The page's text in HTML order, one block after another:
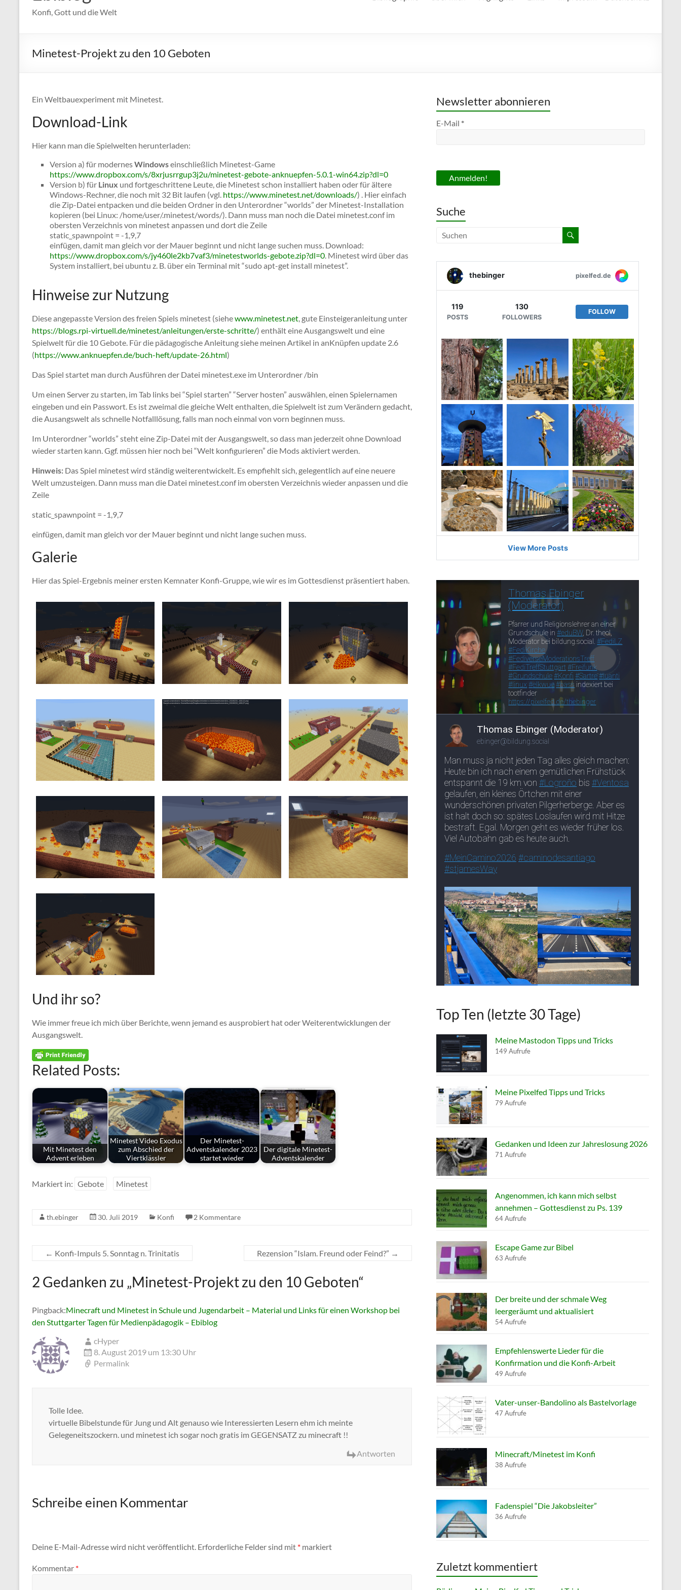
Konfi, Gott und die Welt
Minetest-Projekt zu den 10 Geboten
Ein Weltbauexperiment mit Minetest.
Download-Link
Hier kann man die Spielwelten herunterladen:
Version a) für modernesWindowseinschließlich Minetest-Game
https://www.dropbox.com/s/8xrjusrrgup3j2u/minetest-gebote-anknuepfen-5.0.1-win64.zip?dl=0
Version b) für Linux und fortgeschrittene Leute, die Minetest schon installiert haben oder für ältere
Windows-Rechner, die noch mit 32 Bit laufen (vgl. https://www.minetest.net/downloads/) . Hier einfach
die Zip-Datei entpacken und die beiden Ordner in den Unterordner “worlds” der Minetest-Installation
kopieren (bei Linux: /home/user/.minetest/words/). Dann muss man noch die Datei minetest.conf im
obersten Verzeichnis von minetest anpassen und dort die Zeile
static_spawnpoint = -1,9,7
einfügen, damit man gleich vor der Mauer beginnt und nicht lange suchen muss. Download:
https://www.dropbox.com/s/jy460le2kb7vaf3/minetestworlds-gebote.zip?dl=0. Minetest wird über das
System installiert, bei ubuntu z. B. über ein Terminal mit “sudo apt-get install minetest”.
Hinweise zur Nutzung
Diese angepasste Version des freien Spiels minetest (siehewww.minetest.net, gute Einsteigeranleitung unter
https://blogs.rpi-virtuell.de/minetest/anleitungen/erste-schritte/) enthält eine Ausgangswelt und eine
Spielwelt für die 10 Gebote. Für die pädagogische Anleitung siehe meinen Artikel in anKnüpfen update 2.6
(https://www.anknuepfen.de/buch-heft/update-26.html)
Das Spiel startet man durch Ausführen der Datei minetest.exe im Unterordner /bin
Um einen Server zu starten, im Tab links bei “Spiel starten” “Server hosten” auswählen, einen Spielernamen
eingeben und ein Passwort. Es ist zweimal die gleiche Welt enthalten, die Spielwelt ist zum Verändern gedacht,
die Ausangswelt als schnelle Notfalllösung, falls man noch einmal von vorn beginnen muss.
Im Unterordner “worlds” steht eine Zip-Datei mit der Ausgangswelt, so dass man jederzeit ohne Download
wieder starten kann. Ggf. müssen hier noch bei “Welt konfigurieren” die Mods aktiviert werden.
Hinweis: Das Spiel minetest wird ständig weiterentwickelt. Es empfiehlt sich, gelegentlich auf eine neuere
Welt umzusteigen. Dann muss man die Datei minetest.conf im obersten Verzeichnis wieder anpassen und die
Zeile
static_spawnpoint = -1,9,7
einfügen, damit man gleich vor der Mauer beginnt und nicht lange suchen muss.
Galerie
Hier das Spiel-Ergebnis meiner ersten Kemnater Konfi-Gruppe, wie wir es im Gottesdienst präsentiert haben.
Und ihr so?
Wie immer freue ich mich über Berichte, wenn jemand es ausprobiert hat oder Weiterentwicklungen der
Ausgangswelt.
Related Posts:
Mit Minetest den
Advent erleben
Minetest Video Exodus
zum Abschied der
Viertklässler
Der Minetest-
Adventskalender 2023
startet wieder
Der digitale Minetest-
Adventskalender
Markiert in: Gebote Minetest
th.ebinger 30. Juli 2019 Konfi 2 Kommentare
← Konfi-Impuls 5. Sonntag n. Trinitatis Rezension “Islam. Freund oder Feind?” →
2 Gedanken zu „Minetest-Projekt zu den 10 Geboten“
Pingback:Minecraft und Minetest in Schule und Jugendarbeit – Material und Links für einen Workshop bei
den Stuttgarter Tagen für Medienpädagogik – Ebiblog
cHyper
8. August 2019 um 13:30 Uhr
Permalink
Tolle Idee.
virtuelle Bibelstunde für Jung und Alt genauso wie Interessierten Lesern ehm ich meinte
Gelegeneitszockern. und minetest ich sogar noch gratis im GEGENSATZ zu minecraft !!
Antworten
Schreibe einen Kommentar
Deine E-Mail-Adresse wird nicht veröffentlicht. Erforderliche Felder sind mit * markiert
Kommentar *
Newsletter abonnieren
E-Mail *
Suche
Top Ten (letzte 30 Tage)
Meine Mastodon Tipps und Tricks
149 Aufrufe
Meine Pixelfed Tipps und Tricks
79 Aufrufe
Gedanken und Ideen zur Jahreslosung 2026
71 Aufrufe
Angenommen, ich kann mich selbst
annehmen – Gottesdienst zu Ps. 139
64 Aufrufe
Escape Game zur Bibel
63 Aufrufe
Der breite und der schmale Weg
leergeräumt und aktualisiert
54 Aufrufe
Empfehlenswerte Lieder für die
Konfirmation und die Konfi-Arbeit
49 Aufrufe
Vater-unser-Bandolino als Bastelvorlage
47 Aufrufe
Minecraft/Minetest im Konfi
38 Aufrufe
Fadenspiel “Die Jakobsleiter”
36 Aufrufe
Zuletzt kommentiert